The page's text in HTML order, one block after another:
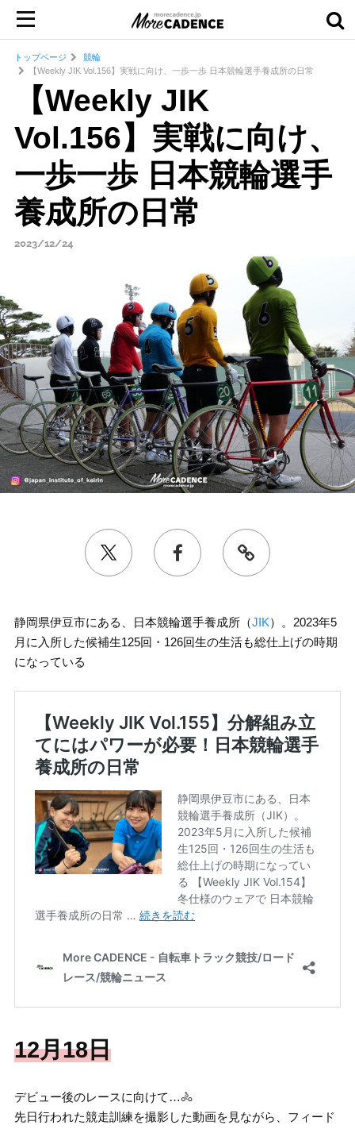
トップページ
競輪
【Weekly JIK Vol.156】実戦に向け、一歩一歩 日本競輪選手養成所の日常
【Weekly JIK
Vol.156】実戦に向け、
一歩一歩 日本競輪選手
養成所の日常
2023/12/24
静岡県伊豆市にある、日本競輪選手養成所（JIK）。2023年5
月に入所した候補生125回・126回生の生活も総仕上げの時期
になっている
12月18日
デビュー後のレースに向けて…🚴
先日行われた競走訓練を撮影した動画を見ながら、フィード